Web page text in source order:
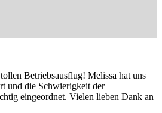
Betriebsausflug! Melissa hat uns
und die Schwierigkeit der
eingeordnet. Vielen lieben Dank an